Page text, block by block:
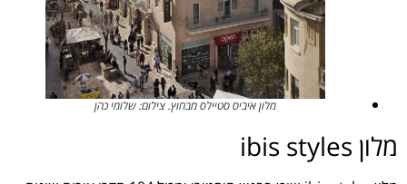
מלון איביס סטיילס מבחוץ. צילום: שלומי כהן
מלון ibis styles